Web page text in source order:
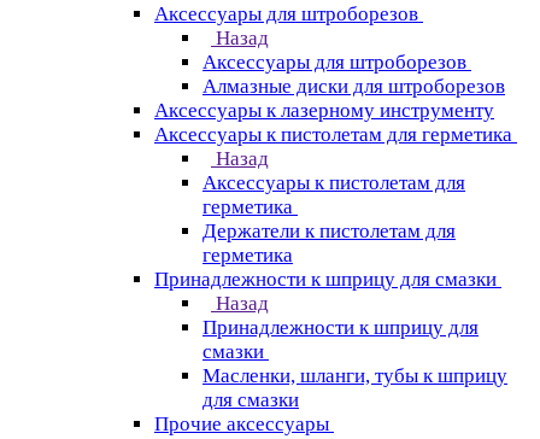
Аксессуары для штроборезов
Назад
Аксессуары для штроборезов
Алмазные диски для штроборезов
Аксессуары к лазерному инструменту
Аксессуары к пистолетам для герметика
Назад
Аксессуары к пистолетам для
герметика
Держатели к пистолетам для
герметика
Принадлежности к шприцу для смазки
Назад
Принадлежности к шприцу для
смазки
Масленки, шланги, тубы к шприцу
для смазки
Прочие аксессуары